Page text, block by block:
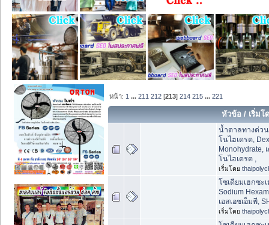
หน้า: 1 ...211 212 [213]214 215 ...221
หัวข้อ / เริ่มโ
น้ำตาลทางด่ว
โนไฮเดรต,
Monohydrate,
โนไฮเดรต ,
เริ่มโดย
โซเดียมเฮกซะ
Sodium
เอสเอชเอ็มพี,
เริ่มโดย